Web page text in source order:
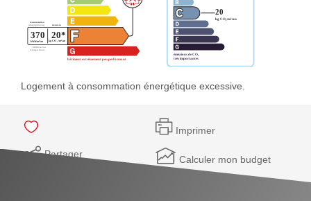
Logement à consommation énergétique excessive.
Imprimer
Partager Calculer mon budget